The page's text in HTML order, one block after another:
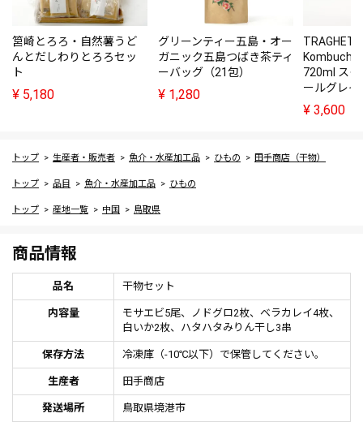
筥崎とろろ・自然薯うど
んとだしわりとろろセッ
ト
¥ 5,180
グリーンティー五島・オー
ガニック五島つばき茶ティ
ーバッグ（21包）
¥ 1,280
Kombucha
720ml ス
ールグレイ
¥ 3,600
トップ 生産者・販売者 魚介・水産加工品 ひもの 田手商店（干物）
トップ 品目 魚介・水産加工品 ひもの
トップ 産地一覧 中国 鳥取県
商品情報
品名 干物セット
内容量
モサエビ5尾、ノドグロ2枚、ベラカレイ4枚、
白いか2枚、ハタハタみりん干し3串
保存方法 冷凍庫（-10℃以下）で保管してください。
生産者 田手商店
発送場所 鳥取県境港市